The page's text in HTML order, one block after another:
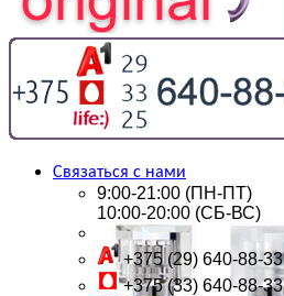
Связаться с нами
9:00-21:00 (ПН-ПТ)
10:00-20:00 (СБ-ВС)
+375 (29) 640-88-33
+375 (33) 640-88-33